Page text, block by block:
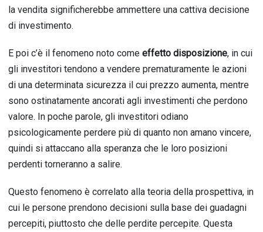
la vendita significherebbe ammettere una cattiva decisione
di investimento.
E poi c’è il fenomeno noto come effetto disposizione, in cui
gli investitori tendono a vendere prematuramente le azioni
di una determinata sicurezza il cui prezzo aumenta, mentre
sono ostinatamente ancorati agli investimenti che perdono
valore. In poche parole, gli investitori odiano
psicologicamente perdere più di quanto non amano vincere,
quindi si attaccano alla speranza che le loro posizioni
perdenti torneranno a salire.
Questo fenomeno è correlato alla teoria della prospettiva, in
cui le persone prendono decisioni sulla base dei guadagni
percepiti, piuttosto che delle perdite percepite. Questa